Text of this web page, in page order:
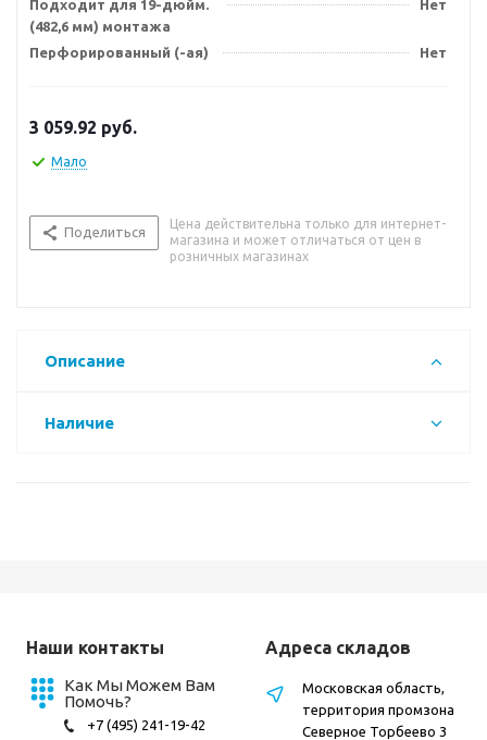
Подходит для 19-дюйм.
(482,6 мм) монтажа
Нет
Перфорированный (-ая) Нет
3 059.92 руб.
Мало
Поделиться
Цена действительна только для интернет-
магазина и может отличаться от цен в
розничных магазинах
Описание
Наличие
Наши контакты
Как Мы Можем Вам
Помочь?
+7 (495) 241-19-42
Адреса складов
Московская область,
территория промзона
Северное Торбеево 3